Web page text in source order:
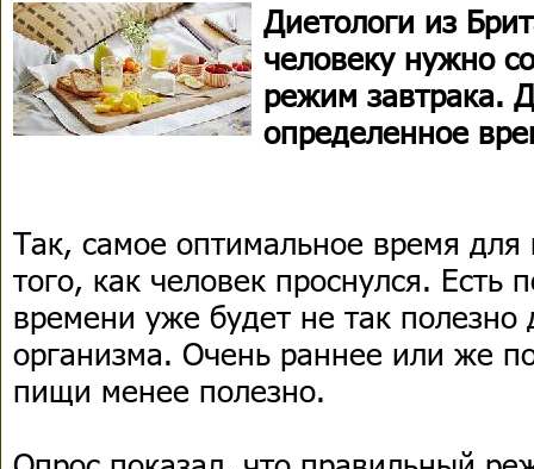
Диетологи из
человеку нужно
режим завтрака.
определенное
Так, самое оптимальное время
того, как человек проснулся. Есть
времени уже будет не так полезно
организма. Очень раннее или же
пищи менее полезно.